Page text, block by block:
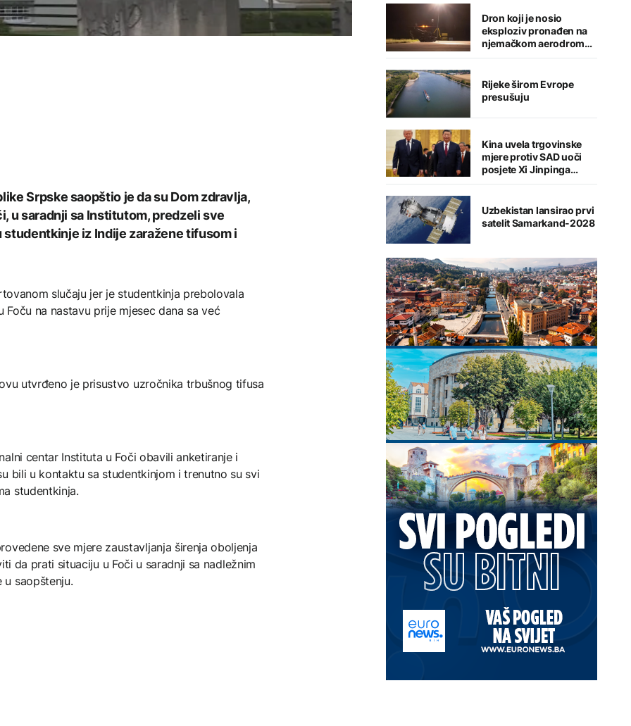
Srpske saopštio je da su Dom zdravlja,
u saradnji sa Institutom, predzeli sve
iz Indije zaražene tifusom i
slučaju jer je studentkinja prebolovala
na nastavu prije mjesec dana sa već
utvrđeno je prisustvo uzročnika trbušnog tifusa
centar Instituta u Foči obavili anketiranje i
bili u kontaktu sa studentkinjom i trenutno su svi
studentkinja.
sve mjere zaustavljanja širenja oboljenja
da prati situaciju u Foči u saradnji sa nadležnim
u saopštenju.
Dron koji je nosio
eksploziv pronađen na
njemačkom aerodromu,
sumnja se na Rusiju
Rijeke širom Evrope
presušuju
Kina uvela trgovinske
mjere protiv SAD uoči
posjete Xi Jinpinga
Washingtonu
Uzbekistan lansirao prvi
satelit Samarkand-2028